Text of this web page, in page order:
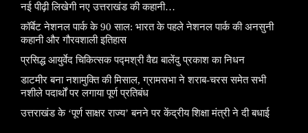
नई पीढ़ी लिखेगी नए उत्तराखंड की कहानी…
कॉर्बेट नेशनल पार्क के 90 साल: भारत के पहले नेशनल पार्क की अनसुनी
कहानी और गौरवशाली इतिहास
प्रसिद्ध आयुर्वेद चिकित्सक पद्मश्री वैद्य बालेंदु प्रकाश का निधन
डाटमीर बना नशामुक्ति की मिसाल, ग्रामसभा ने शराब-चरस समेत सभी
नशीले पदार्थों पर लगाया पूर्ण प्रतिबंध
उत्तराखंड के ‘पूर्ण साक्षर राज्य’ बनने पर केंद्रीय शिक्षा मंत्री ने दी बधाई